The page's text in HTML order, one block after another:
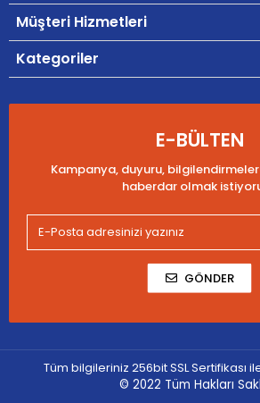
Müşteri Hizmetleri
Kategoriler
E-BÜLTEN
Kampanya, duyuru,
haberdar olmak
GÖNDER
Tüm bilgileriniz 256bit SSL Sertifikası
© 2022 Tüm Hakları